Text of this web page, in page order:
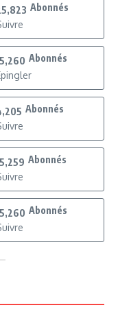
Abonnés
Abonnés
Abonnés
Abonnés
Abonnés